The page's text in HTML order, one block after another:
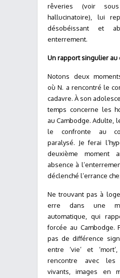
rêveries (voir
hallucinatoire), lui
désobéissant et
enterrement.
Un rapport singulier au
Notons deux
où N. a rencontré le
cadavre. À son
temps concerne les
au Cambodge. Adulte,
le confronte au
paralysé. Je ferai
deuxième moment
absence à
déclenché l’errance
Ne trouvant pas à
erre dans une
automatique, qui
forcée au Cambodge.
pas de différence
entre ‘vie’ et
rencontre avec les
vivants, images en